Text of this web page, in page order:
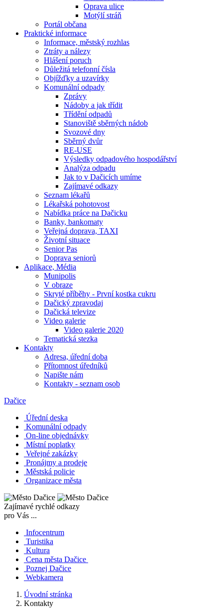
Oprava ulice
Motýlí stráň
Portál občana
Praktické informace
Informace, městský rozhlas
Ztráty a nálezy
Hlášení poruch
Důležitá telefonní čísla
Objížďky a uzavírky
Komunální odpady
Zprávy
Nádoby a jak třídit
Třídění odpadů
Stanoviště sběrných nádob
Svozové dny
Sběrný dvůr
RE-USE
Výsledky odpadového hospodářství
Analýza odpadu
Jak to v Dačicích umíme
Zajímavé odkazy
Seznam lékařů
Lékařská pohotovost
Nabídka práce na Dačicku
Banky, bankomaty
Veřejná doprava, TAXI
Životní situace
Senior Pas
Doprava seniorů
Aplikace, Média
Munipolis
V obraze
Skryté příběhy - První kostka cukru
Dačický zpravodaj
Dačická televize
Video galerie
Video galerie 2020
Tematická stezka
Kontakty
Adresa, úřední doba
Přítomnost úředníků
Napište nám
Kontakty - seznam osob
Dačice
Úřední deska
Komunální odpady
On-line objednávky
Místní poplatky
Veřejné zakázky
Pronájmy a prodeje
Městská policie
Organizace města
Zajímavé rychlé odkazy
pro Vás ...
Infocentrum
Turistika
Kultura
Cena města Dačice
Poznej Dačice
Webkamera
Úvodní stránka
Kontakty